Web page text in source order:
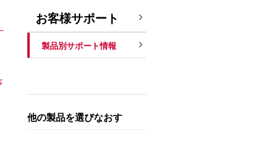
お客様サポート
製品別サポート情報
他の製品を選びなおす